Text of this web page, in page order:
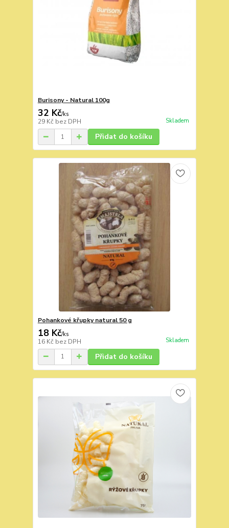
Burisony - Natural 100g
32 Kč/ks
29 Kč bez DPH Skladem
Přidat do košíku
Pohankové křupky natural 50 g
18 Kč/ks
16 Kč bez DPH Skladem
Přidat do košíku